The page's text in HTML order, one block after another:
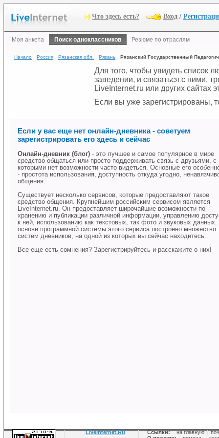
Что здесь есть? Вход /
Моя анкета Поиск одноклассников Резюме по отраслям
Начало Россия Рязанская обл. Рязань Рязанский Государственный
Для того, чтобы увидеть список
заведении, и связаться с ними,
LiveInternet.ru или других сайтах
Если вы уже зарегистрированы,
Если у вас еще нет онлайн-дневника - советуем
зарегистрировать его здесь и сейчас
Онлайн-дневник (блог) - это лучшее и самое популярное в мире
средство общаться или просто поддерживать связь с друзьями, с
которыми нет возможности часто видеться. Основные его
- простота использования, доступность откуда угодно,
общения.
Существует несколько сервисов, которые предоставляют такое
средство общения. Крупнейшим российским сервисом является
LiveInternet.ru. Он предоставляет широчайшие возможности по
хранению и публикации различной информации, управлению
к ней, использованию как текстовых, так фото и звуковых
основе программной системы этого сервиса построено множество
систем дневников, на одной из которых вы сейчас находитесь.
Все еще есть сомнения? Зарегистрируйтесь и расскажите о них!
LiveInternet.Ru Ссылки: на главную |